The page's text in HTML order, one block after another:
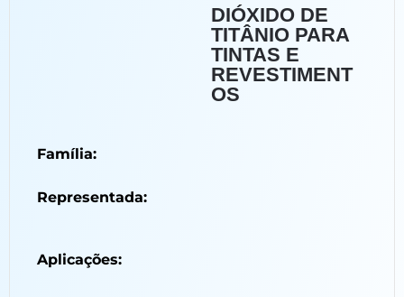
DIÓXIDO DE
TITÂNIO PARA
TINTAS E
REVESTIMENT
OS
Família:
Representada:
Aplicações: